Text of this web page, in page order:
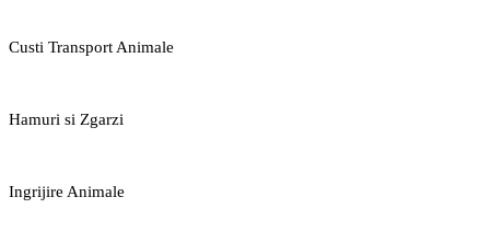
Custi Transport Animale
Hamuri si Zgarzi
Ingrijire Animale